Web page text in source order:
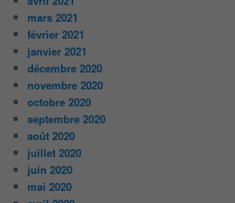
mars 2021
février 2021
janvier 2021
décembre 2020
novembre 2020
octobre 2020
septembre 2020
août 2020
juillet 2020
juin 2020
mai 2020